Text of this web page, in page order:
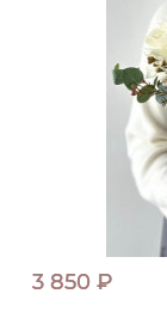
3 850 ₽